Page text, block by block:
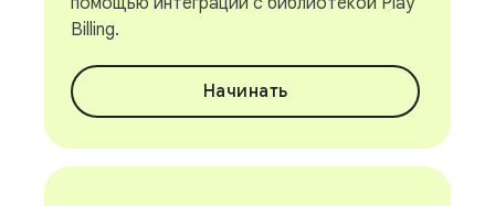
Billing.
Начинать